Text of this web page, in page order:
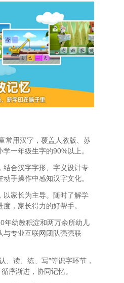
常用汉字，覆盖人教版、苏
一年级生字的90%以上。
结合汉字字形、字义设计专
手操作中感知汉字文化。
以家长为主导。随时了解学
，家长得力的好帮手。
年幼教积淀和两万余所幼儿
与专业互联网团队强强联
、读、练、写”等识字环节，
序渐进，协同记忆。